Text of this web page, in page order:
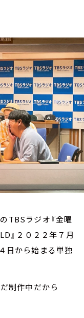
TBSラジオ『金曜
』２０２２年７月
日から始まる単独
制作中だから